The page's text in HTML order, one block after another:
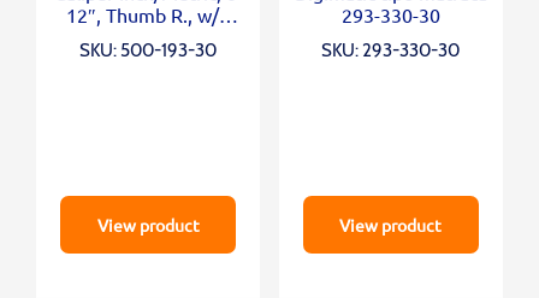
12″, Thumb R., w/o
SKU: 500-193-30
View product
293-330-30
SKU: 293-330-30
View product